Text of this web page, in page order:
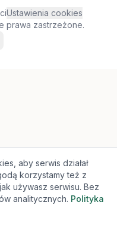
Ustawienia cookies
prawa zastrzeżone.
aby serwis działał
korzystamy też z
używasz serwisu. Bez
analitycznych. Polityka